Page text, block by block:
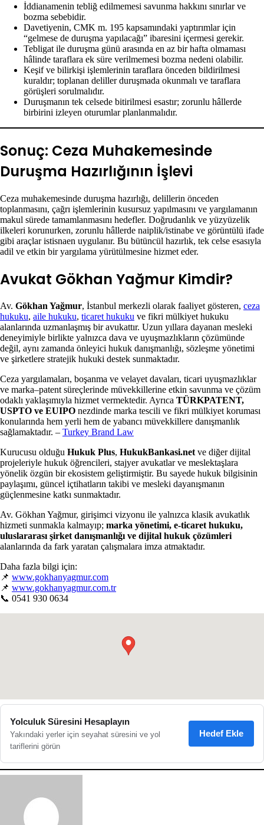
İddianamenin tebliğ edilmemesi savunma hakkını sınırlar ve
bozma sebebidir.
Davetiyenin, CMK m. 195 kapsamındaki yaptırımlar için
“gelmese de duruşma yapılacağı” ibaresini içermesi gerekir.
Tebligat ile duruşma günü arasında en az bir hafta olmaması
hâlinde taraflara ek süre verilmemesi bozma nedeni olabilir.
Keşif ve bilirkişi işlemlerinin taraflara önceden bildirilmesi
kuraldır; toplanan deliller duruşmada okunmalı ve taraflara
görüşleri sorulmalıdır.
Duruşmanın tek celsede bitirilmesi esastır; zorunlu hâllerde
birbirini izleyen oturumlar planlanmalıdır.
Sonuç: Ceza Muhakemesinde
Duruşma Hazırlığının İşlevi
Ceza muhakemesinde duruşma hazırlığı, delillerin önceden
toplanmasını, çağrı işlemlerinin kusursuz yapılmasını ve yargılamanın
makul sürede tamamlanmasını hedefler. Doğrudanlık ve yüzyüzelik
ilkeleri korunurken, zorunlu hâllerde naiplik/istinabe ve görüntülü ifade
gibi araçlar istisnaen uygulanır. Bu bütüncül hazırlık, tek celse esasıyla
adil ve etkin bir yargılama yürütülmesine hizmet eder.
Avukat Gökhan Yağmur Kimdir?
Av. Gökhan Yağmur, İstanbul merkezli olarak faaliyet gösteren, ceza
hukuku, aile hukuku, ticaret hukuku ve fikri mülkiyet hukuku
alanlarında uzmanlaşmış bir avukattır. Uzun yıllara dayanan mesleki
deneyimiyle birlikte yalnızca dava ve uyuşmazlıkların çözümünde
değil, aynı zamanda önleyici hukuk danışmanlığı, sözleşme yönetimi
ve şirketlere stratejik hukuki destek sunmaktadır.
Ceza yargılamaları, boşanma ve velayet davaları, ticari uyuşmazlıklar
ve marka–patent süreçlerinde müvekkillerine etkin savunma ve çözüm
odaklı yaklaşımıyla hizmet vermektedir. Ayrıca TÜRKPATENT,
USPTO ve EUIPO nezdinde marka tescili ve fikri mülkiyet koruması
konularında hem yerli hem de yabancı müvekkillere danışmanlık
sağlamaktadır. – Turkey Brand Law
Kurucusu olduğu Hukuk Plus, HukukBankasi.netve diğer dijital
projeleriyle hukuk öğrencileri, stajyer avukatlar ve meslektaşlara
yönelik özgün bir ekosistem geliştirmiştir. Bu sayede hukuk bilgisinin
paylaşımı, güncel içtihatların takibi ve mesleki dayanışmanın
güçlenmesine katkı sunmaktadır.
Av. Gökhan Yağmur, girişimci vizyonu ile yalnızca klasik avukatlık
hizmeti sunmakla kalmayıp; marka yönetimi, e-ticaret hukuku,
uluslararası şirket danışmanlığı ve dijital hukuk çözümleri
alanlarında da fark yaratan çalışmalara imza atmaktadır.
Daha fazla bilgi için:
📌 www.gokhanyagmur.com
📌 www.gokhanyagmur.com.tr
📞 0541 930 0634
●
Yolculuk Süresini Hesaplayın
Yakındaki yerler için seyahat süresini ve yol
tariflerini görün
Hedef Ekle